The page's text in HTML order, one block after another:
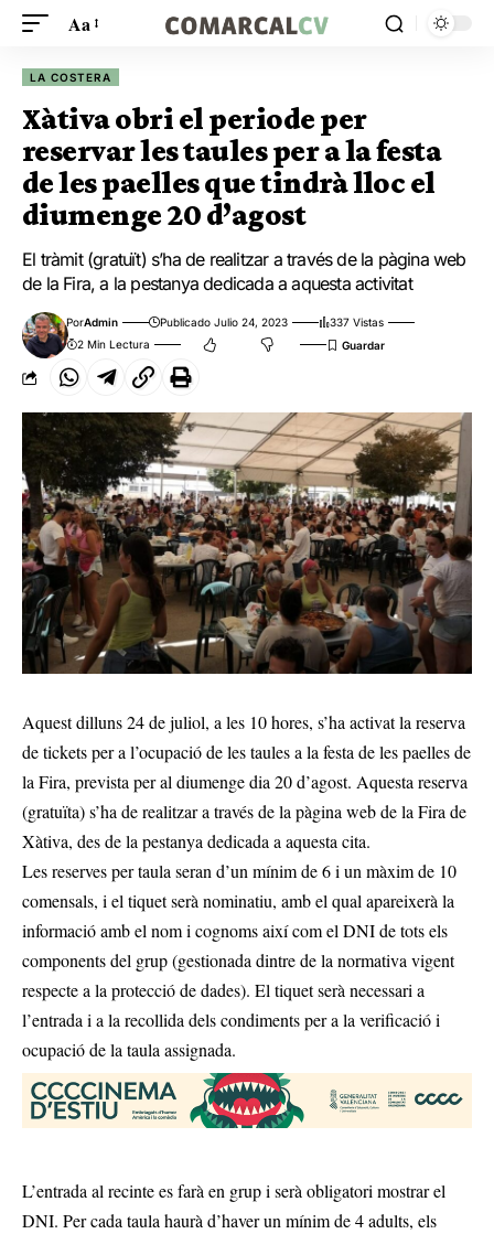
Aa
LA COSTERA
Xàtiva obri el periode per
reservar les taules per a la festa
de les paelles que tindrà lloc el
diumenge 20 d’agost
El tràmit (gratuït) s’ha de realitzar a través de la pàgina web
de la Fira, a la pestanya dedicada a aquesta activitat
PorAdmin Publicado Julio 24, 2023
337 Vistas
2 Min Lectura
Aquest dilluns 24 de juliol, a les 10 hores, s’ha activat la reserva
de tickets per a l’ocupació de les taules a la festa de les paelles de
la Fira, prevista per al diumenge dia 20 d’agost. Aquesta reserva
(gratuïta) s’ha de realitzar a través de la pàgina web de la Fira de
Xàtiva, des de la pestanya dedicada a aquesta cita.
Les reserves per taula seran d’un mínim de 6 i un màxim de 10
comensals, i el tiquet serà nominatiu, amb el qual apareixerà la
informació amb el nom i cognoms així com el DNI de tots els
components del grup (gestionada dintre de la normativa vigent
respecte a la protecció de dades). El tiquet serà necessari a
l’entrada i a la recollida dels condiments per a la verificació i
ocupació de la taula assignada.
L’entrada al recinte es farà en grup i serà obligatori mostrar el
DNI. Per cada taula haurà d’haver un mínim de 4 adults, els